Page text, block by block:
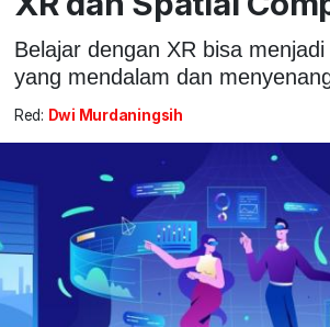
Belajar dengan XR bisa
yang mendalam dan
Red: Dwi Murdaningsih